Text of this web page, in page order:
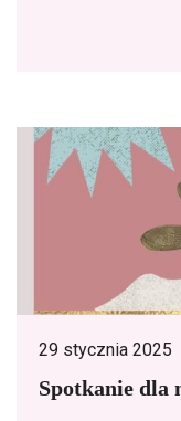
29 stycznia 2025
Spotkanie dla